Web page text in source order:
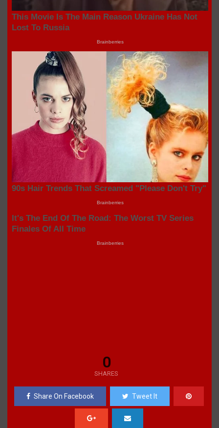
0
SHARES
Share On Facebook Tweet It